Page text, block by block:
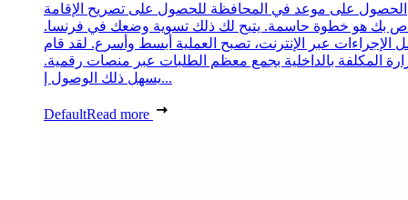
الحصول على موعد في المحافظة للحصول على تصريح الإقامة
بك هو خطوة حاسمة. يتيح لك ذلك تسوية وضعك في فرنسا.
الإجراءات عبر الإنترنت، تصبح العملية أبسط وأسرع. لقد قام
المكلفة بالداخلية بجمع معظم الطلبات عبر منصات رقمية.
يسهل ذلك الوصول إ...
DefaultRead more